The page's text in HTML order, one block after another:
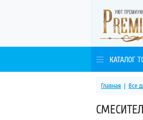
КАТАЛОГ
Главная | Все